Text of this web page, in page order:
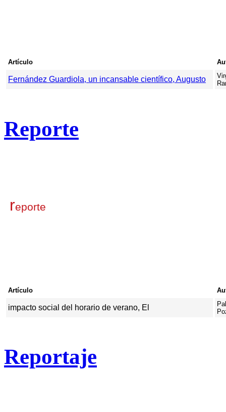
Artículo
Fernández Guardiola, un incansable científico, Augusto
Reporte
reporte
Artículo
impacto social del horario de verano, El
Reportaje